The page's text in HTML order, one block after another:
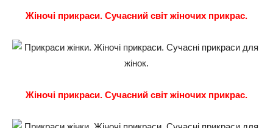
Жіночі прикраси. Сучасний світ жіночих прикрас.
Жіночі прикраси. Сучасний світ жіночих прикрас.